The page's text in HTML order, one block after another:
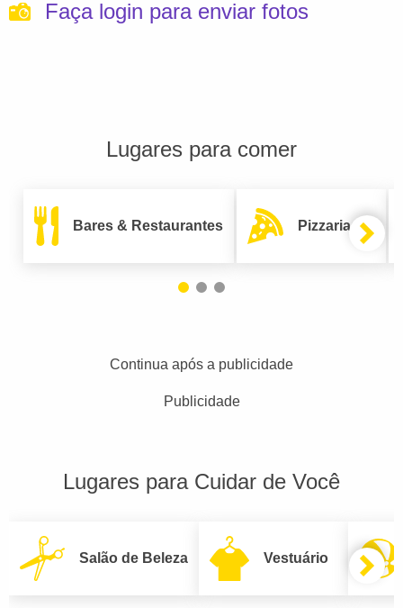
Faça login para enviar fotos
Lugares para comer
Bares & Restaurantes Pizzarias
Continua após a publicidade
Publicidade
Lugares para Cuidar de Você
Salão de Beleza Vestuário